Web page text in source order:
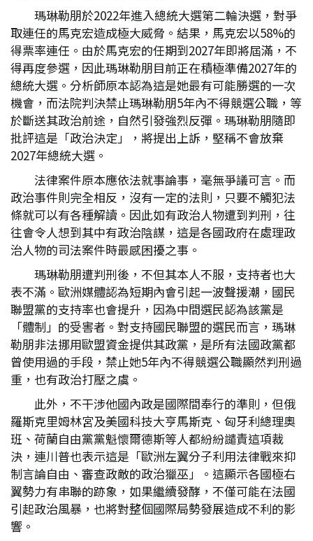
瑪琳勒朋於2022年進入總統大選第二輪決選，對爭
取連任的馬克宏造成極大威脅。結果，馬克宏以58%的
得票率連任。由於馬克宏的任期到2027年即將屆滿，不
得再度參選，因此瑪琳勒朋目前正在積極準備2027年的
總統大選。分析師原本認為這是她最有可能勝選的一次
機會，而法院判決禁止瑪琳勒朋5年內不得競選公職，等
於斷送其政治前途，自然引發強烈反彈。瑪琳勒朋隨即
批評這是「政治決定」，將提出上訴，堅稱不會放棄
2027年總統大選。
法律案件原本應依法就事論事，毫無爭議可言。而
政治事件則完全相反，沒有一定的法則，只要不觸犯法
條就可以有各種解讀。因此如有政治人物遭到判刑，往
往會令人想到其中有政治陰謀，這是各國政府在處理政
治人物的司法案件時最感困擾之事。
瑪琳勒朋遭判刑後，不但其本人不服，支持者也大
表不滿。歐洲媒體認為短期內會引起一波聲援潮，國民
聯盟黨的支持率也會提升，因為中間選民認為該黨是
「體制」的受害者。對支持國民聯盟的選民而言，瑪琳
勒朋非法挪用歐盟資金提供其政黨，是所有法國政黨都
曾使用過的手段，禁止她5年內不得競選公職顯然判刑過
重，也有政治打壓之虞。
此外，不干涉他國內政是國際間奉行的準則，但俄
羅斯克里姆林宮及美國科技大亨馬斯克、匈牙利總理奧
班、荷蘭自由黨黨魁懷爾德斯等人都紛紛譴責這項裁
決，連川普也表示這是「歐洲左翼分子利用法律戰來抑
制言論自由、審查政敵的政治獵巫」。這顯示各國極右
翼勢力有串聯的跡象，如果繼續發酵，不僅可能在法國
引起政治風暴，也將對整個國際局勢發展造成不利的影
響。